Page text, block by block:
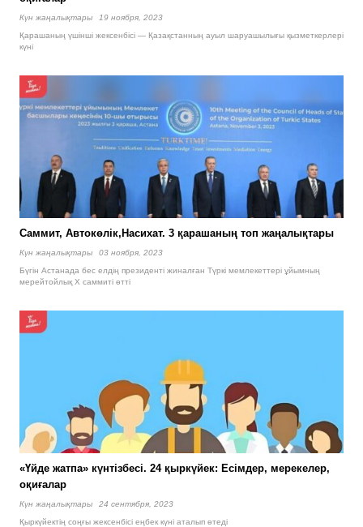
Күн жаңалықтары
19 ноября, 2023
Қарашаның үшінші жексенбісі — Қазақстанның ауыл шаруашылығы қызметкерлері
күні
Саммит, Автокөлік,Насихат. 3 қарашаның топ жаңалықтары
Күн жаңалықтары
03 ноября, 2023
Бүгін Астанада бес елдің президенті жиналған Түркі мемлекеттері ұйымның
мерейтойлық X саммиті өтті
«Үйде жатпа» күнтізбесі. 24 қыркүйек: Есімдер, мерекелер,
оқиғалар
Күн жаңалықтары
24 сентября, 2023
Қыркүйектің соңғы жексенбісі еңбек күні аталып өтеді